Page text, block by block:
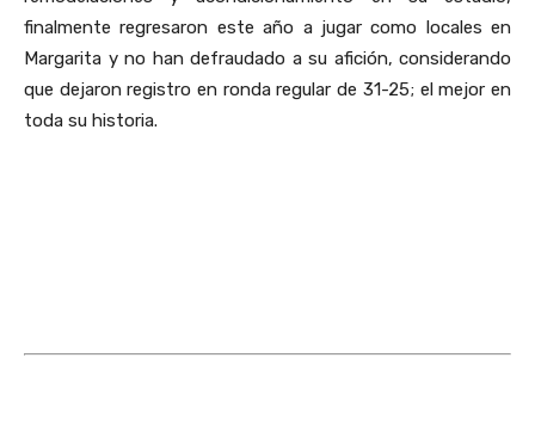
finalmente regresaron este año a jugar como locales en
Margarita y no han defraudado a su afición, considerando
que dejaron registro en ronda regular de 31-25; el mejor en
toda su historia.